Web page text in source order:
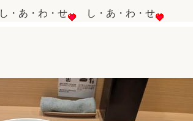
し・あ・わ・せ し・あ・わ・せ